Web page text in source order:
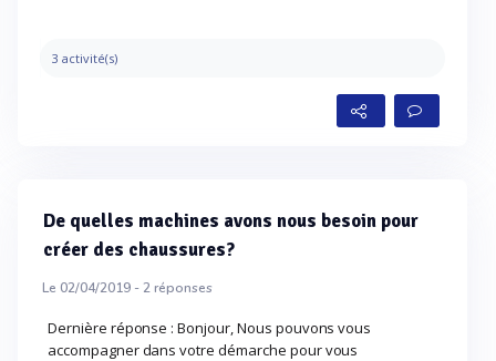
3 activité(s)
De quelles machines avons nous besoin pour
créer des chaussures?
Le 02/04/2019 -2réponses
Dernière réponse : Bonjour, Nous pouvons vous
accompagner dans votre démarche pour vous